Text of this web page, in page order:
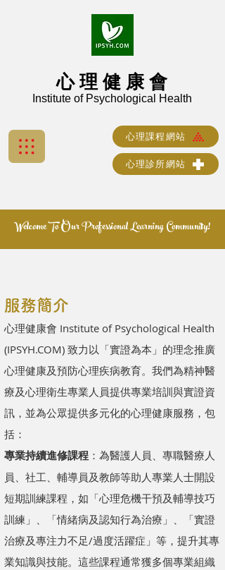
心 理 健 康 會
Institute of Psychological Health
心理診所網站
心理課程網站
Welcome To Our Professional Learning Community!
​服務簡介
心理健康會 Institute of Psychological Health
(IPSYH.COM) 致力以「實證為本」的理念推廣
心理健康及預防心理疾病教育。我們為精神醫
療及心理衛生專業人員提供專業培訓與實證資
訊，並為公眾提供多元化的心理健康服務，包
括：
專業持續進修課程 ：為醫護人員、專職醫療人
員、社工、輔導員及教師等助人專業人士開設
短期訓練課程，如「心理危機干預及輔導技巧
訓練」、「情緒病及認知行為治療」、「實證
治療及專注力不足/過度活躍症」等，提升其專
業知識與技能。這些課程通常獲多個專業組織